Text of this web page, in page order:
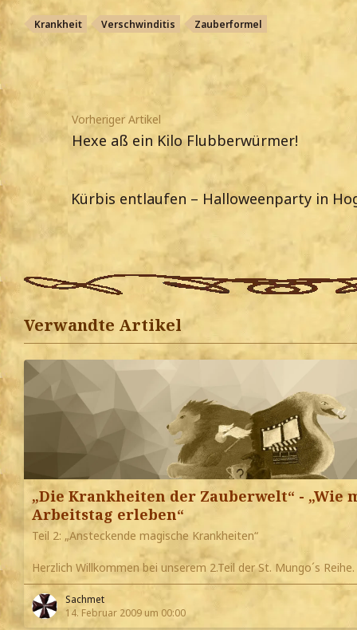
Krankheit Verschwinditis Zauberformel
Vorheriger Artikel
Hexe aß ein Kilo Flubberwürmer!
Kürbis entlaufen – Halloweenparty in
Verwandte Artikel
„Die Krankheiten der Zauberwelt“ - „Wie
Arbeitstag erleben“
Teil 2: „Ansteckende magische Krankheiten“
Herzlich Willkommen bei unserem 2.Teil der St. Mungo´s Reihe.
Sachmet
14. Februar 2009 um 00:00